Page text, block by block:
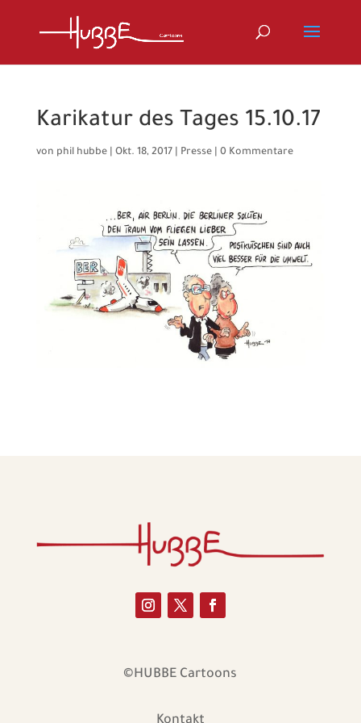
Karikatur des Tages 15.10.17
von phil hubbe| Okt. 18, 2017 Presse| 0 Kommentare
©HUBBE Cartoons